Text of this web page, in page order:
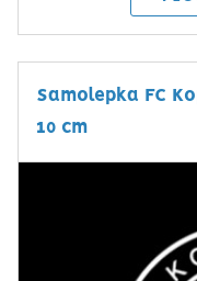
Samolepka FC
10 cm